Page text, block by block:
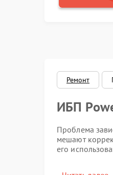
Ремонт
ИБП
Проблема
мешают
его